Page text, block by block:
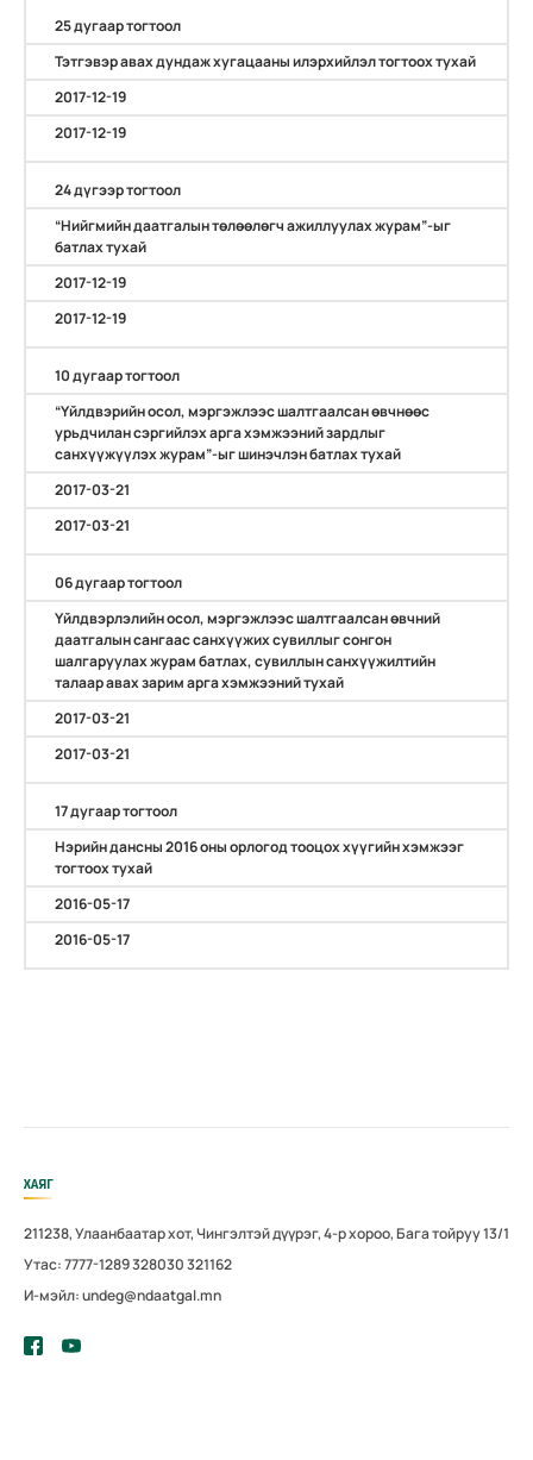
25 дугаар тогтоол
Тэтгэвэр авах дундаж хугацааны илэрхийлэл тогтоох тухай
2017-12-19
2017-12-19
24 дүгээр тогтоол
“Нийгмийн даатгалын төлөөлөгч ажиллуулах журам”-ыг
батлах тухай
2017-12-19
2017-12-19
10 дугаар тогтоол
“Үйлдвэрийн осол, мэргэжлээс шалтгаалсан өвчнөөс
урьдчилан сэргийлэх арга хэмжээний зардлыг
санхүүжүүлэх журам”-ыг шинэчлэн батлах тухай
2017-03-21
2017-03-21
06 дугаар тогтоол
Үйлдвэрлэлийн осол, мэргэжлээс шалтгаалсан өвчний
даатгалын сангаас санхүүжих сувиллыг сонгон
шалгаруулах журам батлах, сувиллын санхүүжилтийн
талаар авах зарим арга хэмжээний тухай
2017-03-21
2017-03-21
17 дугаар тогтоол
Нэрийн дансны 2016 оны орлогод тооцох хүүгийн хэмжээг
тогтоох тухай
2016-05-17
2016-05-17
ХАЯГ
211238, Улаанбаатар хот, Чингэлтэй дүүрэг, 4-р хороо, Бага тойруу 13/1
Утас: 7777-1289 328030 321162
И-мэйл: undeg@ndaatgal.mn